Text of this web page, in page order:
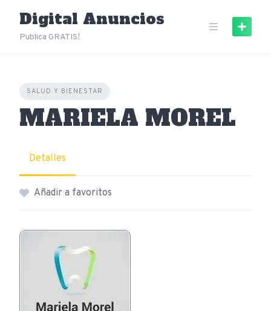
content
Digital Anuncios
Publica GRATIS!
SALUD Y BIENESTAR
MARIELA MOREL
Detalles
Añadir a favoritos